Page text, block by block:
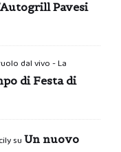
Pavesi
dal vivo - La
di Festa di
su Un nuovo